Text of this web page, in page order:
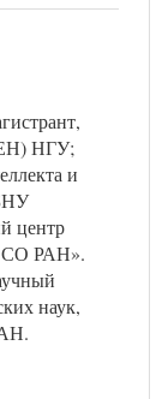
НГУ;
и
центр
СО РАН».
наук,